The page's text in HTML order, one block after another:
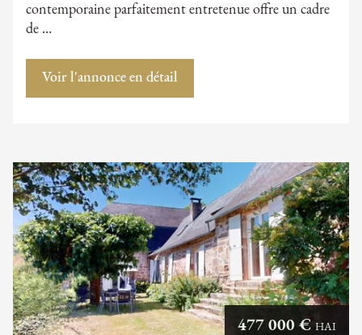
contemporaine parfaitement entretenue offre un cadre
de …
Voir l'annonce en détail
477 000 € HAI